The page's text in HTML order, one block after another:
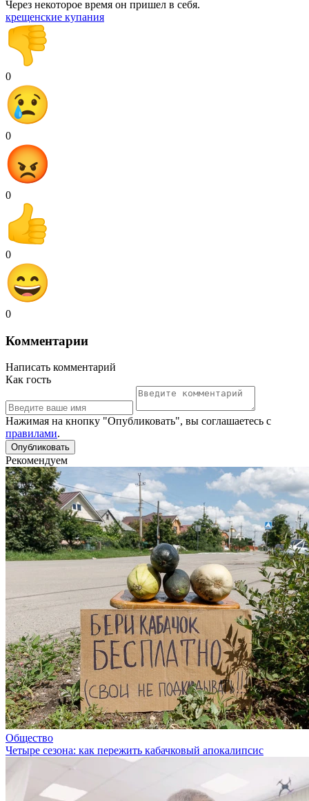
Через некоторое время он пришел в себя.
крещенские купания
0
0
0
0
0
Комментарии
Написать комментарий
Как гость
Нажимая на кнопку "Опубликовать", вы соглашаетесь с
правилами.
Рекомендуем
Общество
Четыре сезона: как пережить кабачковый апокалипсис